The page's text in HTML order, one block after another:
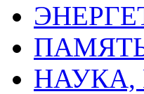
НАУКА,